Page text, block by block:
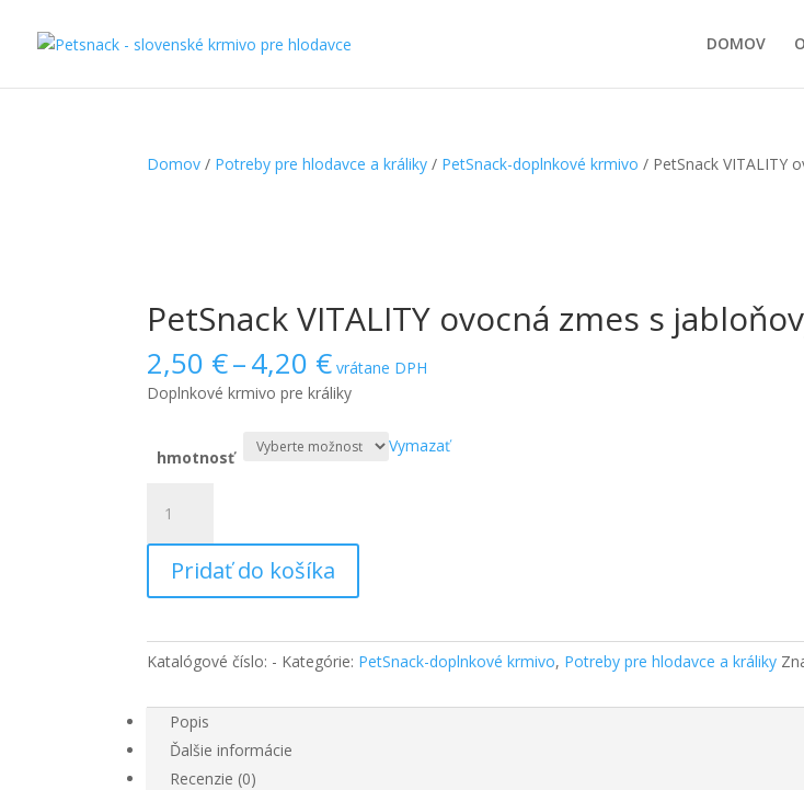
DOMOV
Domov / Potreby pre hlodavce a králiky / PetSnack-doplnkové krmivo / PetSnack VITALITY
PetSnack VITALITY ovocná zmes s
2,50 €–4,20 €Price
range:
2,50 €
through
4,20 €
vrátane DPH
Doplnkové krmivo pre králiky
hmotnosť
Vymazať
PetSnack
VITALITY
ovocná
zmes
jabloňovým
drievkom
Pridať do košíka
Katalógové číslo: - Kategórie: PetSnack-doplnkové krmivo, Potreby pre hlodavce a králiky
Popis
Ďalšie informácie
Recenzie (0)